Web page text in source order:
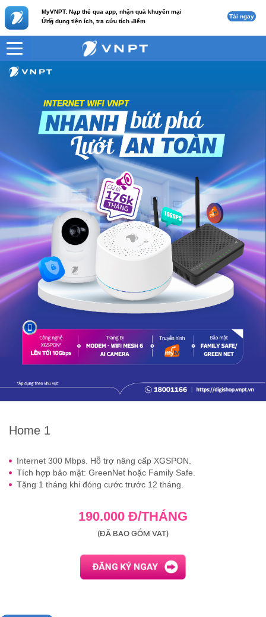
MyVNPT: Nạp thẻ qua app, nhận quà khuyến mại
Ứng dụng tiện ích, tra cứu tích điểm
c Tải ngay
VNPT
Home 1
Internet 300 Mbps. Hỗ trợ nâng cấp XGSPON.
Tích hợp bảo mật: GreenNet hoặc Family Safe.
Tặng 1 tháng khi đóng cước trước 12 tháng.
190.000 Đ/THÁNG
(ĐÃ BAO GỒM VAT)